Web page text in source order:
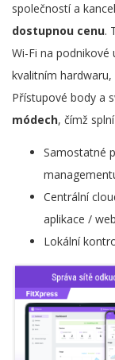
společností a
dostupnou cenu.
Wi-Fi na
kvalitním
Přístupové body a
módech, čímž
Samostatné
Centrální
aplikace /
Lokální